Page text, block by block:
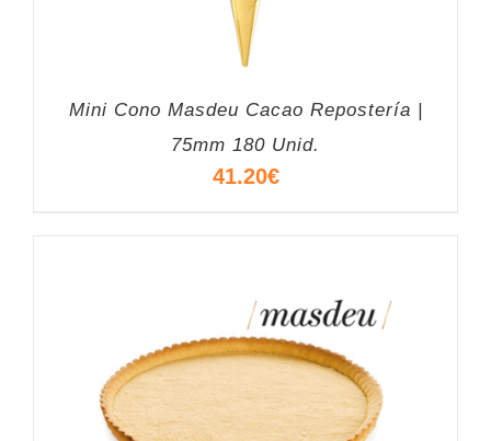
Mini Cono Masdeu Cacao Repostería |
75mm 180 Unid.
41.20€